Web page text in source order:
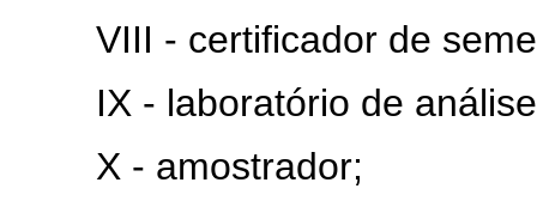
VIII - certificador de
IX - laboratório de análise
X - amostrador;